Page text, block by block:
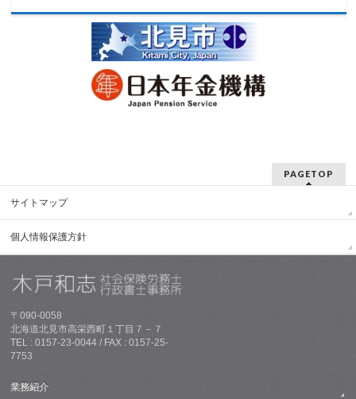
PAGETOP
サイトマップ
個人情報保護方針
〒090-0058
北海道北見市高栄西町１丁目７－７
TEL : 0157-23-0044 / FAX : 0157-25-
7753
業務紹介